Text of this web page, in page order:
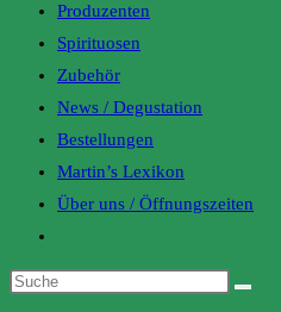
Produzenten
Spirituosen
Zubehör
News / Degustation
Bestellungen
Martin’s Lexikon
Über uns / Öffnungszeiten
website
search